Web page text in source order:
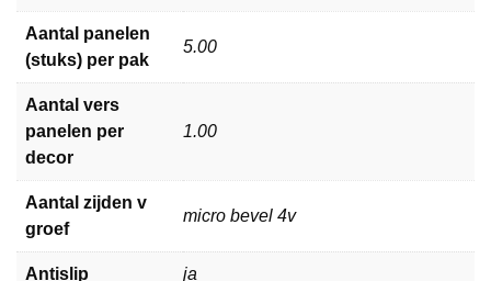
Aantal panelen
(stuks) per pak
5.00
Aantal vers
panelen per
decor
1.00
Aantal zijden v
groef
micro bevel 4v
Antislip ja